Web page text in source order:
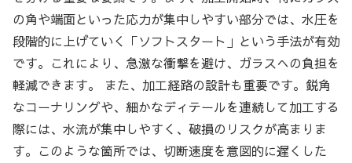
の角や端面といった応力が集中しやすい部分では、水圧を
段階的に上げていく「ソフトスタート」という手法が有効
です。これにより、急激な衝撃を避け、ガラスへの負担を
軽減できます。 また、加工経路の設計も重要です。鋭角
なコーナリングや、細かなディテールを連続して加工する
際には、水流が集中しやすく、破損のリスクが高まりま
す。このような箇所では、切断速度を意図的に遅くした